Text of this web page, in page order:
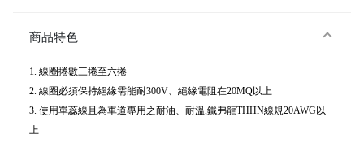
商品特色
1. 線圈捲數三捲至六捲
2. 線圈必須保持絕緣需能耐300V、絕緣電阻在20MQ以上
3. 使用單蕊線且為車道專用之耐油、耐溫,鐵弗龍THHN線規20AWG以
上